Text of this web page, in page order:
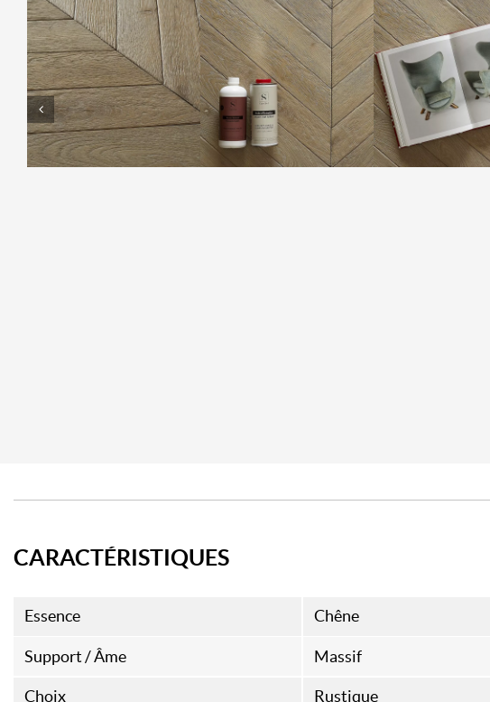
CARACTÉRISTIQUES
Essence Chêne
Support / Âme Massif
Choix Rustique